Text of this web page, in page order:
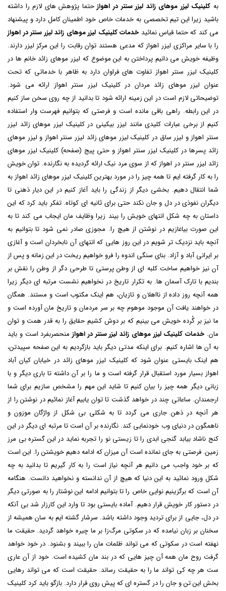
به کلینیک لیزر موهای زائد لیزر سنتر در اهوازحتما پژوهش های لازم را داشته
باشید زیرا این تیم تخصصی به خدمات خاص خود اطمینان کامل دارد و پیشنهاد
می کند که حتما قیاس نمائید خدمات کلینیک لیزر موهای زائد لیزر سنتر در اهواز
را با سایر مراکزی لیزر اهواز که مدعی هستند توان رقابت را این مرکز لیزر دارند.
وظیفه خویش می دانیم پرداختن به این موضوع که لیزر موهای زائد خانم ها در
کلینیک لیزر سنتر اهواز تفاوت های فراوان دارد به ظاهر با خدماتی که تحت
عنوان لیزر موهای زائد مردان در کلینیک لیزر سنتر اهواز ارائه می شود.
توضیحاتی لازم است در این زمینه ارائه شود تا بدانید از چه روی سخن ساز کنیم
در این رابطه. راهی باقی مانده است و فرصتی که بتوانیم فهرست وار استفاده
کنیم از برخی عبارات کلیدی مانند لیزر بیکینی در کلینیک لیزر موهای زائد لیزر
سنتر اهواز و لیزر ساق در کلینیک لیزر موهای زائد لیزر سنتر اهواز و لیزر موهای
زائد پسرها در کلینیک لیزر سنتر اهواز و حتی پیج (صفحه) کلینیک لیزر موهای
زائد لیزر سنتر در اهواز که از سوی مرد نیک ارائه گردیده به نگارنده. توان خویش
را به کار گرفته ایم تا همه چیز را در مورد بهترین کلینیک لیزر موهای زائد اهواز به
شما انتقال دهیم. بخشی دیگر از زندگی را باید آغاز کنیم در این دیار ذهنی تا
دیگران نفوذی در دل و جان نکند حتی برای ثانیه ای کوتاه. تفکر باید کرد که این
داستان به چه شکل انتهای خویش را بیند زیرا وظایف مان ایجاب می کند تا به
این صورت بیاغازیم در نوشتن از هیچ را. مجوزی صادر نمی شود تا بتوانیم به
آنچه باید نزدیک تر شویم در این روز هایی که انتهای آن نابخردان است و آغازی
بر ایرانی آباد و آزاد. بنای سنگی اندوه را فرو خواهیم ریخت در این زمانه و پس از
آن نیز خواهیم ساخت کلبه ای از وطن پرستی تا طرحی دگر از وطن را نقش بر
بندیم با تارک آسمان ها. به تکرار تاریخ در نخواهیم نشست مرتبه ای دیگر زیرا
همه آنچه روز داده از نااهلان و تازیان، هم اینک مکتوب است و مستند. همگان
در خواهند یافت آن موجود موهوم چه بر سر مردمان و تاریخ مان آورده است و
ما نیز بر گُرده خویش می بینیم که بر دوش کشیم حقایق را به قدر همت و توان
مان. خدمات کلینیک لیزر موهای زائد لیزر سنتر در اهوازمنحصربفرد است و باید
به آن ها اشاره کنیم. برای اینکه مدتی دیگر باید بازگردیم به این صفحه سپیدتن،
هم اینک بایستی عنوان شود کهکلینیک لیزر موهای زائد در خیابان کیان آباد
اهواز بسیار مورد استقبال قرار گرفته است و ما را بر آن داشته تا باری دیگر و با
زبانی دیگر همه چیز را بیان کنیم تا شاید این مهم را مشخص سازیم برای شما
ارجمندان. ساعاتی چند در خواهد گذشت تا توان یابیم آغاز نمائیم در نوشتن را از
هر آنچه در ذهن جاری می گردد تا به شکلی بی شکل از واژگان موزون و
ناهمگون در دنیای وب خودنمایی کند. نگارنده بر آن است تا مرتبه ای دیگر در این
کنج ناشاد بیابد گنجی ابدی را تا زیستی نو را تجربه نماید در این گستره بی مرز
زمین. فرصتی به جای نمانده است آن میزان که ادامه دهیم خویشتن را. این است
که بر خود واجب می دانیم هر آنچه نیاز است را به کار گیریم تا بدانید به چه
شکل ورود نمائید به این دنیا که هیچ از آن ندانسته و نخواهید دانست. هنگامه
آن است که برگزینیم نوایی خاص را تا بتوانیم ادامه این نوشتار را به صورتی دیگر
در دستور کار خویش قرار دهیم. آماده بایستی بود تا وارد این کارزار شد بی آنکه
در دل، جایی از برای تردید وجود داشته باشد. سرشار گشته ایم به سان همیشه از
سخنان بر زبان نیامده که در سکوتی مرگ‌زا بر ما چیره خواهد گردید. حقیقت ما
نهفته است در سکوتی که می تواند ظلمات مان را ببیند و بشنود. در خود خواهد
گرفت روح مان همه آن چیز هایی که در بند مان کشیده است. خود از آن عاری
ست هر چه کی تواند ما را به حقیقت رساند. حقیقت است که می تواند رهایی
بخش این تن و جان را در گستره ای که پیش روی قرار دارد. بازگو باید کردکلینیک